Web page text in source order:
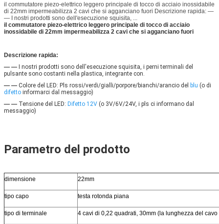
il commutatore piezo-elettrico leggero principale di tocco di acciaio inossidabile
di 22mm impermeabilizza 2 cavi che si agganciano fuori Descrizione rapida: —
— I nostri prodotti sono dell'esecuzione squisita, ...
il commutatore piezo-elettrico leggero principale di tocco di acciaio
inossidabile di 22mm impermeabilizza 2 cavi che si agganciano fuori
Descrizione rapida:
— — I nostri prodotti sono dell'esecuzione squisita, i perni terminali del
pulsante sono costanti nella plastica, integrante con.
— — Colore del LED: Pls rossi/verdi/gialli/porpore/bianchi/arancio del blu (o di
difetto informarci dal messaggio)
— — Tensione del LED: Difetto 12V (o 3V/6V/24V, i pls ci informano dal
messaggio)
Parametro del prodotto
dimensione 22mm
tipo capo testa rotonda piana
tipo di terminale 4 cavi di 0,22 quadrati, 30mm (la lunghezza del